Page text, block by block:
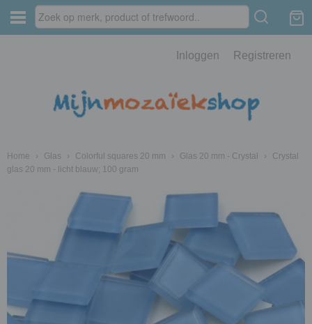
Inloggen Registreren
Home › Glas › Colorful squares 20 mm › Glas 20 mm - Crystal ›
Crystal
glas 20 mm - licht blauw; 100 gram